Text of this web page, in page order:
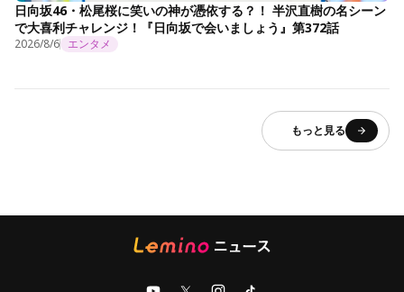
日向坂46・松尾桜に笑いの神が憑依する？！ 半沢直樹の名シーン
で大喜利チャレンジ！『日向坂で会いましょう』第372話
2026/8/6 エンタメ
もっと見る